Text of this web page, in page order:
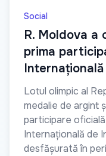
Social
R. Moldova a
prima
Lotul olimpic al
medalie de argint
participare oficială
Internațională de
desfășurată în